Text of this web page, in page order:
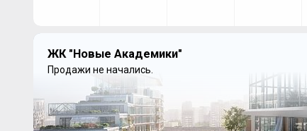
ЖК "Новые Академики"
Продажи не начались.